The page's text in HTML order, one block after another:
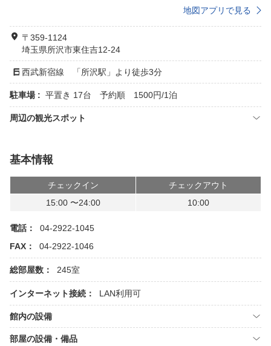
地図アプリで見る
〒359-1124
埼玉県所沢市東住吉12-24
西武新宿線 「所沢駅」より徒歩3分
駐車場 : 平置き 17台 予約順 1500円/1泊
周辺の観光スポット
基本情報
チェックイン
チェックアウト
15:00 〜24:00
10:00
電話：
04-2922-1045
FAX：
04-2922-1046
総部屋数： 245室
インターネット接続： LAN利用可
館内の設備
部屋の設備・備品